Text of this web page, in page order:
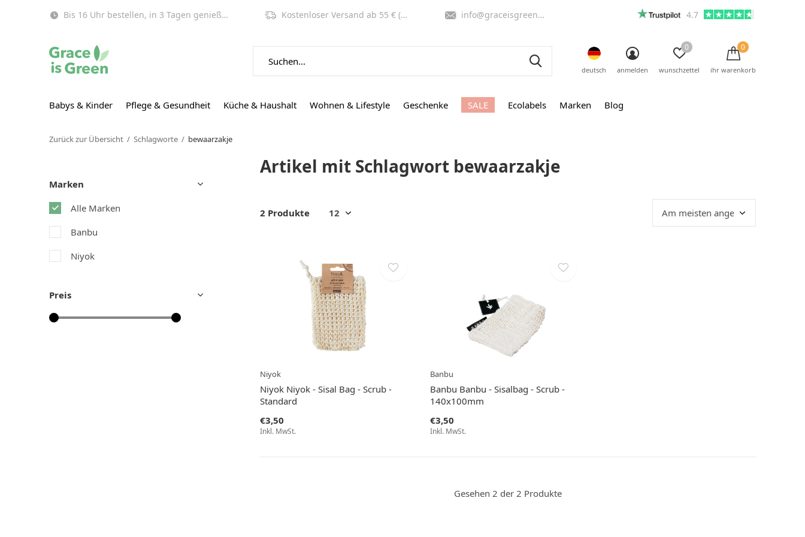
Babys & Kinder Pflege & Gesundheit Küche & Haushalt Wohnen & Lifestyle Geschenke SALE Ecolabels Marken Blog
deutsch anmelden wunschzettel
0
ihr warenkorb
0
Bis 16 Uhr bestellen, in 3 Tagen genießen (EU)! Kostenloser Versand ab 55 € (NL, BE) info@graceisgreen.com 4.7
Zurück zur Übersicht Schlagworte bewaarzakje
Artikel mit Schlagwort bewaarzakje
2 Produkte
Niyok
Niyok Niyok - Sisal Bag - Scrub -
Standard
€3,50
Inkl. MwSt.
Banbu
Banbu Banbu - Sisalbag - Scrub -
140x100mm
€3,50
Inkl. MwSt.
Gesehen 2 der 2 Produkte
Marken
Alle Marken
Banbu
Niyok
Preis